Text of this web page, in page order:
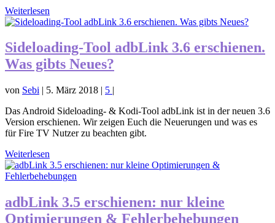
Weiterlesen
Sideloading-Tool adbLink 3.6 erschienen.
Was gibts Neues?
von Sebi | 5. März 2018 | 5 |
Das Android Sideloading- & Kodi-Tool adbLink ist in der neuen 3.6
Version erschienen. Wir zeigen Euch die Neuerungen und was es
für Fire TV Nutzer zu beachten gibt.
Weiterlesen
adbLink 3.5 erschienen: nur kleine
Optimierungen & Fehlerbehebungen